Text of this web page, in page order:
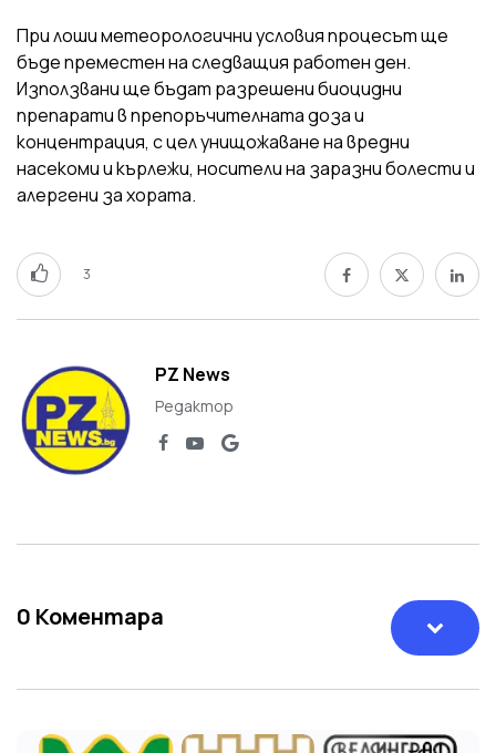
При лоши метеорологични условия процесът ще
бъде преместен на следващия работен ден.
Използвани ще бъдат разрешени биоцидни
препарати в препоръчителната доза и
концентрация, с цел унищожаване на вредни
насекоми и кърлежи, носители на заразни болести и
алергени за хората.
3
PZ News
Редактор
0 Коментара